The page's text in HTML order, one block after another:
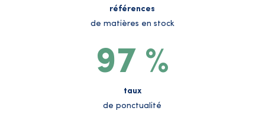
références
de matières en stock
97 %
taux
de ponctualité